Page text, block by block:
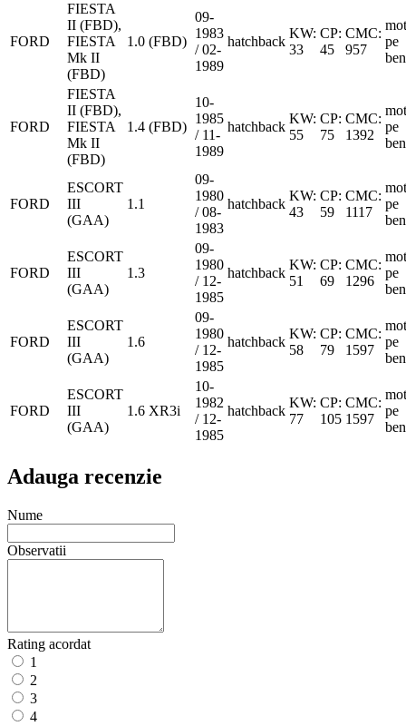
FORD
FIESTA
II (FBD),
FIESTA
Mk II
(FBD)
1.0 (FBD)
09-
1983
/ 02-
1989
hatchback
KW:
33
CP:
45
CMC:
957
pe
FORD
FIESTA
II (FBD),
FIESTA
Mk II
(FBD)
1.4 (FBD)
10-
1985
/ 11-
1989
hatchback
KW:
55
CP:
75
CMC:
1392
pe
FORD
ESCORT
III
(GAA)
1.1
09-
1980
/ 08-
1983
hatchback
KW:
43
CP:
59
CMC:
1117
pe
FORD
ESCORT
III
(GAA)
1.3
09-
1980
/ 12-
1985
hatchback
KW:
51
CP:
69
CMC:
1296
pe
FORD
ESCORT
III
(GAA)
1.6
09-
1980
/ 12-
1985
hatchback
KW:
58
CP:
79
CMC:
1597
pe
FORD
ESCORT
III
(GAA)
1.6 XR3i
10-
1982
/ 12-
1985
hatchback
KW:
77
CP:
105
CMC:
1597
pe
Adauga recenzie
Nume
Observatii
Rating acordat
1
2
3
4